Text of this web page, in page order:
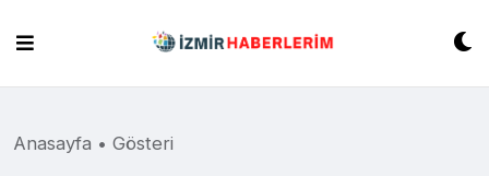
content
Anasayfa • Gösteri